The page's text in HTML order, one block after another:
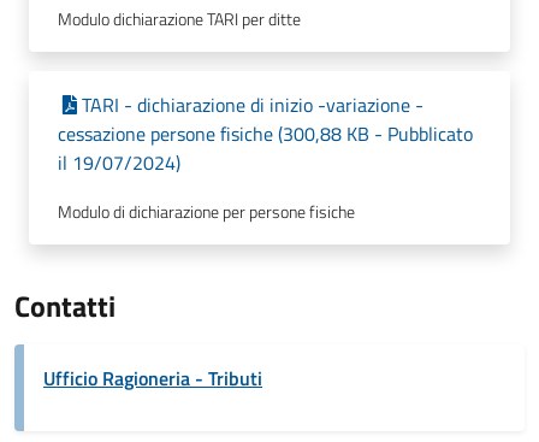
Modulo dichiarazione TARI per ditte
TARI - dichiarazione di inizio -variazione -
cessazione persone fisiche (300,88 KB - Pubblicato
il 19/07/2024)
Modulo di dichiarazione per persone fisiche
Contatti
Ufficio Ragioneria - Tributi